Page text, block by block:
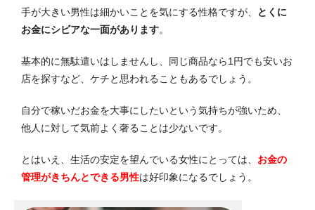
手が大きい男性は細かいことを気にする性格ですが、
とくに
お金にシビアな一面があります。
基本的に無駄遣いはしませんし、同じ商品なら1円でも安いお
店を探すなど、ケチと思われることもあるでしょう。
自分で稼いだお金を大事にしたいという気持ちが強いため、
他人に対して気前よく奢ることは少ないです。
とはいえ、生活の安定を望んでいる女性にとっては、 お金の
管理がきちんとできる男性は好印象になるでしょう。